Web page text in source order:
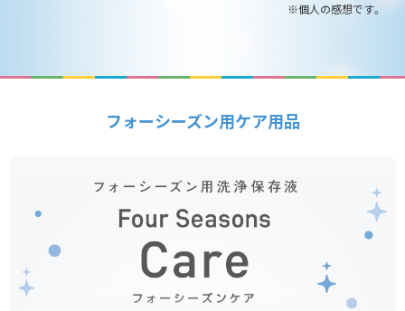
個人の感想です。
フォーシーズン用ケア用品